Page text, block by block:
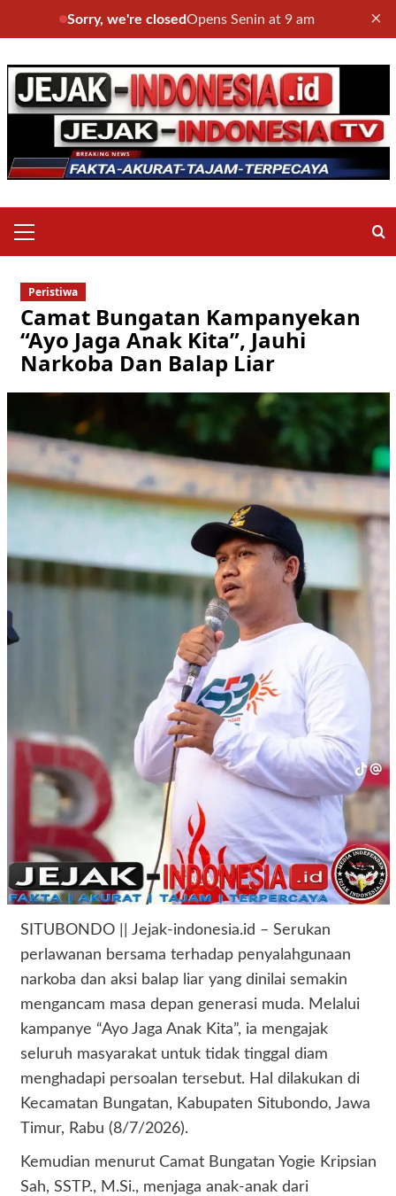
Sorry, we're closedOpens Senin at 9 am ×
to
content
Menu
Peristiwa
Camat Bungatan Kampanyekan
“Ayo Jaga Anak Kita”, Jauhi
Narkoba Dan Balap Liar
SITUBONDO || Jejak-indonesia.id – Serukan
perlawanan bersama terhadap penyalahgunaan
narkoba dan aksi balap liar yang dinilai semakin
mengancam masa depan generasi muda. Melalui
kampanye “Ayo Jaga Anak Kita”, ia mengajak
seluruh masyarakat untuk tidak tinggal diam
menghadapi persoalan tersebut. Hal dilakukan di
Kecamatan Bungatan, Kabupaten Situbondo, Jawa
Timur, Rabu (8/7/2026).
Kemudian menurut Camat Bungatan Yogie Kripsian
Sah, SSTP., M.Si., menjaga anak-anak dari